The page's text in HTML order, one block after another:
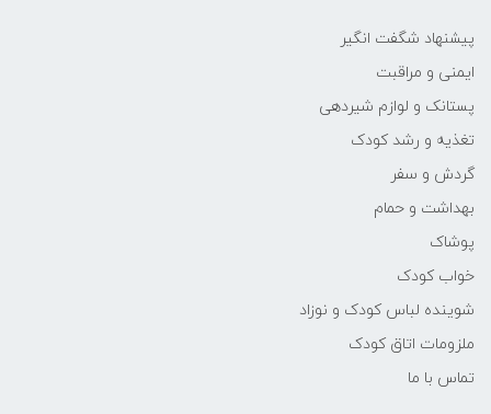
پیشنهاد شگفت انگیر
ایمنی و مراقبت
پستانک و لوازم شیردهی
تغذیه و رشد کودک
گردش و سفر
بهداشت و حمام
پوشاک
خواب کودک
شوینده لباس کودک و نوزاد
ملزومات اتاق کودک
تماس با ما